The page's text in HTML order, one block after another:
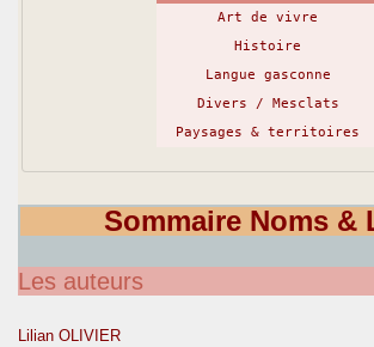
Art de vivre
Histoire
Langue gasconne
Divers / Mesclats
Paysages & territoires
Sommaire Noms &
Les auteurs
Lilian OLIVIER